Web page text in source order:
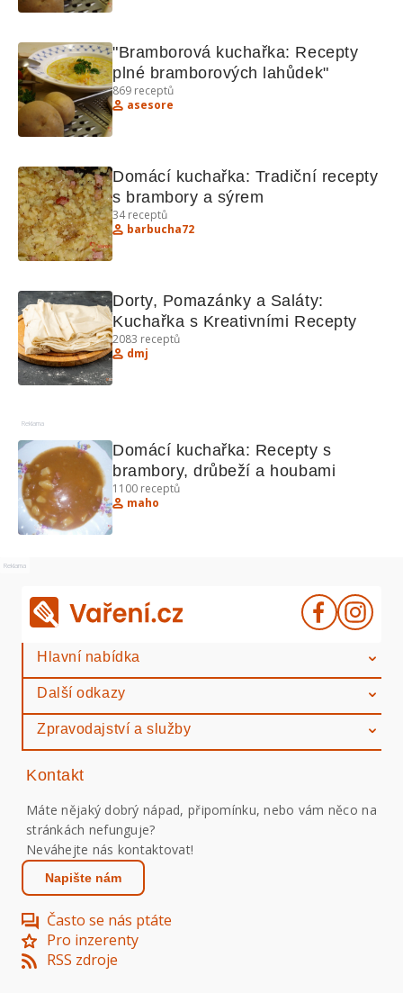
"Bramborová kuchařka: Recepty
plné bramborových lahůdek"
869 receptů
asesore
Domácí kuchařka: Tradiční recepty
s brambory a sýrem
34receptů
barbucha72
Dorty, Pomazánky a Saláty:
Kuchařka s Kreativními Recepty
2083 receptů
dmj
Reklama
Domácí kuchařka: Recepty s
brambory, drůbeží a houbami
1100 receptů
maho
Reklama
Hlavní nabídka
Další odkazy
Zpravodajství a služby
Kontakt
Máte nějaký dobrý nápad, připomínku, nebo vám něco na
stránkách nefunguje?
Neváhejte nás kontaktovat!
Napište nám
Často se nás ptáte
Pro inzerenty
RSS zdroje